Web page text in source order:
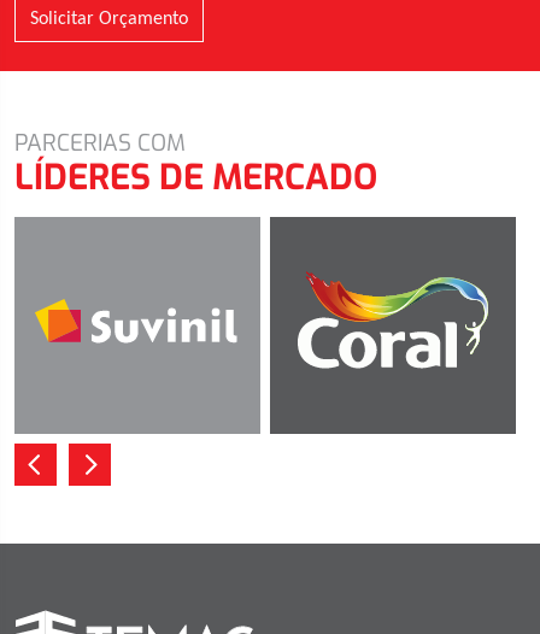
Solicitar Orçamento
PARCERIAS COM
LÍDERES DE MERCADO